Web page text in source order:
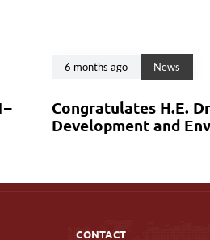
6 months ago News
Congratulates H.E.
Development and
CONTACT